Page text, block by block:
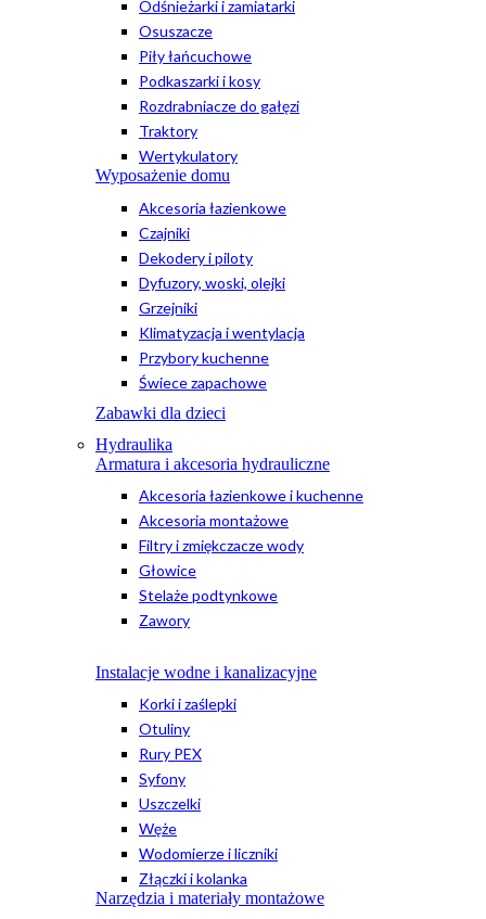
Odśnieżarki i zamiatarki
Osuszacze
Piły łańcuchowe
Podkaszarki i kosy
Rozdrabniacze do gałęzi
Traktory
Wertykulatory
Wyposażenie domu
Akcesoria łazienkowe
Czajniki
Dekodery i piloty
Dyfuzory, woski, olejki
Grzejniki
Klimatyzacja i wentylacja
Przybory kuchenne
Świece zapachowe
Zabawki dla dzieci
Hydraulika
Armatura i akcesoria hydrauliczne
Akcesoria łazienkowe i kuchenne
Akcesoria montażowe
Filtry i zmiękczacze wody
Głowice
Stelaże podtynkowe
Zawory
Instalacje wodne i kanalizacyjne
Korki i zaślepki
Otuliny
Rury PEX
Syfony
Uszczelki
Węże
Wodomierze i liczniki
Złączki i kolanka
Narzędzia i materiały montażowe